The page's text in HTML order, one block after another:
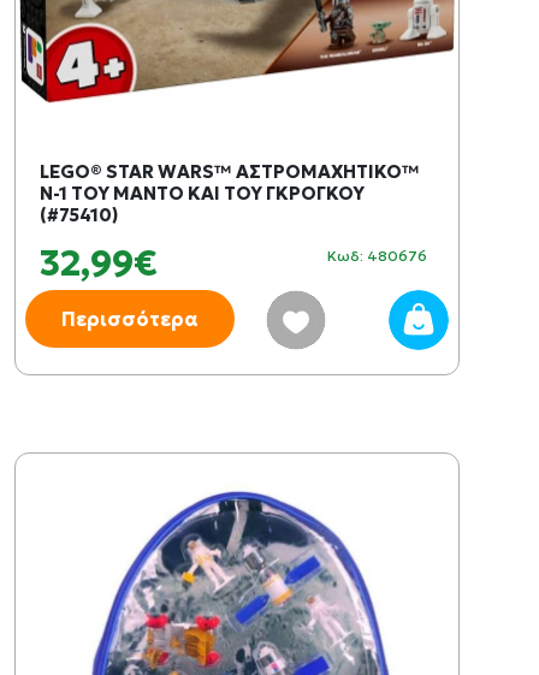
LEGO® STAR WARS™ ΑΣΤΡΟΜΑΧΗΤΙΚΟ™
N-1 ΤΟΥ ΜΑΝΤΟ ΚΑΙ ΤΟΥ ΓΚΡΟΓΚΟΥ
(#75410)
32,99€ Κωδ: 480676
Περισσότερα